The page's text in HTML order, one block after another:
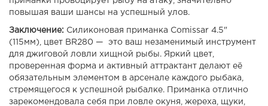
повышая ваши шансы на успешный улов.
Заключение: Силиконовая приманка Comissar 4.5"
(115мм), цвет BR280 — это ваш незаменимый инструмент
для джиговой ловли хищной рыбы. Яркий цвет,
проверенная форма и активный аттрактант делают её
обязательным элементом в арсенале каждого рыбака,
стремящегося к успешной рыбалке. Приманка отлично
зарекомендовала себя при ловле окуня, жереха, щуки,